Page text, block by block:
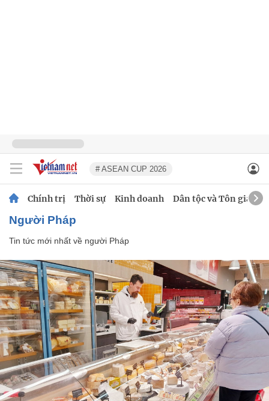
# ASEAN CUP 2026
Chính trị Thời sự Kinh doanh Dân tộc và Tôn giáo
người Pháp
Tin tức mới nhất về người Pháp